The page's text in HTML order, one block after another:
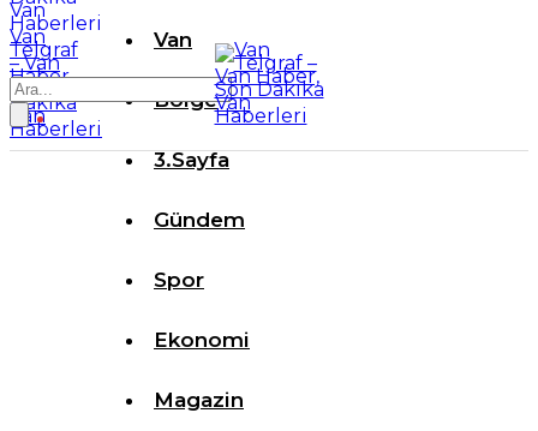
Van
Telgraf
– Van
Haber,
Son
Dakika
Van
Haberleri
Van
Bölge
3.Sayfa
Gündem
Spor
Ekonomi
Magazin